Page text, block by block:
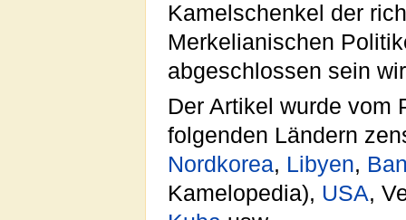
Kamelschenkel der
Merkelianischen
abgeschlossen sein
Der Artikel wurde vom
folgenden Ländern
Nordkorea, Libyen,
Kamelopedia), USA,